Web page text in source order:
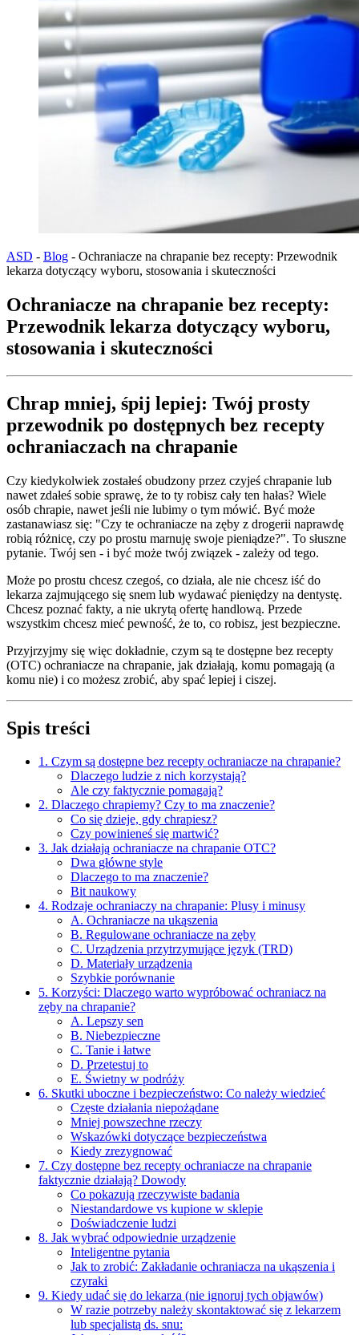
ASD - Blog - Ochraniacze na chrapanie bez recepty: Przewodnik
lekarza dotyczący wyboru, stosowania i skuteczności
Ochraniacze na chrapanie bez recepty:
Przewodnik lekarza dotyczący wyboru,
stosowania i skuteczności
Chrap mniej, śpij lepiej: Twój prosty
przewodnik po dostępnych bez recepty
ochraniaczach na chrapanie
Czy kiedykolwiek zostałeś obudzony przez czyjeś chrapanie lub
nawet zdałeś sobie sprawę, że to ty robisz cały ten hałas? Wiele
osób chrapie, nawet jeśli nie lubimy o tym mówić. Być może
zastanawiasz się: "Czy te ochraniacze na zęby z drogerii naprawdę
robią różnicę, czy po prostu marnuję swoje pieniądze?". To słuszne
pytanie. Twój sen - i być może twój związek - zależy od tego.
Może po prostu chcesz czegoś, co działa, ale nie chcesz iść do
lekarza zajmującego się snem lub wydawać pieniędzy na dentystę.
Chcesz poznać fakty, a nie ukrytą ofertę handlową. Przede
wszystkim chcesz mieć pewność, że to, co robisz, jest bezpieczne.
Przyjrzyjmy się więc dokładnie, czym są te dostępne bez recepty
(OTC) ochraniacze na chrapanie, jak działają, komu pomagają (a
komu nie) i co możesz zrobić, aby spać lepiej i ciszej.
Spis treści
1. Czym są dostępne bez recepty ochraniacze na chrapanie?
Dlaczego ludzie z nich korzystają?
Ale czy faktycznie pomagają?
2. Dlaczego chrapiemy? Czy to ma znaczenie?
Co się dzieje, gdy chrapiesz?
Czy powinieneś się martwić?
3. Jak działają ochraniacze na chrapanie OTC?
Dwa główne style
Dlaczego to ma znaczenie?
Bit naukowy
4. Rodzaje ochraniaczy na chrapanie: Plusy i minusy
A. Ochraniacze na ukąszenia
B. Regulowane ochraniacze na zęby
C. Urządzenia przytrzymujące język (TRD)
D. Materiały urządzenia
Szybkie porównanie
5. Korzyści: Dlaczego warto wypróbować ochraniacz na
zęby na chrapanie?
A. Lepszy sen
B. Niebezpieczne
C. Tanie i łatwe
D. Przetestuj to
E. Świetny w podróży
6. Skutki uboczne i bezpieczeństwo: Co należy wiedzieć
Częste działania niepożądane
Mniej powszechne rzeczy
Wskazówki dotyczące bezpieczeństwa
Kiedy zrezygnować
7. Czy dostępne bez recepty ochraniacze na chrapanie
faktycznie działają? Dowody
Co pokazują rzeczywiste badania
Niestandardowe vs kupione w sklepie
Doświadczenie ludzi
8. Jak wybrać odpowiednie urządzenie
Inteligentne pytania
Jak to zrobić: Zakładanie ochraniacza na ukąszenia i
czyraki
9. Kiedy udać się do lekarza (nie ignoruj tych objawów)
W razie potrzeby należy skontaktować się z lekarzem
lub specjalistą ds. snu: